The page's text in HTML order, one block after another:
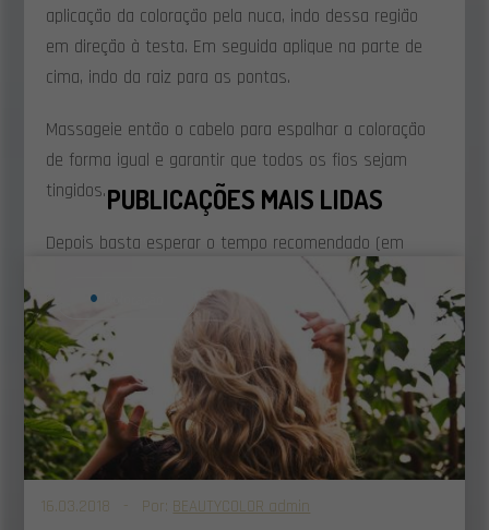
aplicação da coloração pela nuca, indo dessa região
em direção à testa. Em seguida aplique na parte de
cima, indo da raiz para as pontas.
Massageie então o cabelo para espalhar a coloração
de forma igual e garantir que todos os fios sejam
tingidos.
Depois basta esperar o tempo recomendado (em
média 45 minutos) e enxaguar. Aplique condicionador
nas pontas, pois são elas que costumam pegar mais
a cor.
Erros comuns de quem pinta o cabelo em casa
Alguns erros comuns cometidos por quem pinta o
cabelo em casa, são eles:
PUBLICAÇÕES MAIS LIDAS
16.03.2018 - Por: BEAUTYCOLOR admin